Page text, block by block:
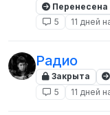
Перенесена
5
11 дней
Радио
Закрыта
5
11 дней